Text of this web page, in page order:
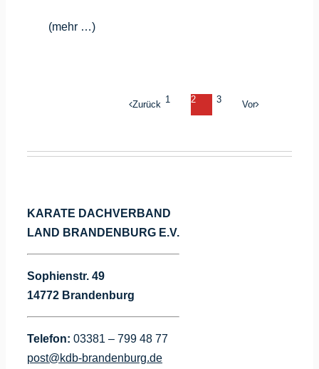
(mehr …)
Zurück 1 2 3 Vor
KARATE DACHVERBAND
LAND BRANDENBURG E.V.
Sophienstr. 49
14772 Brandenburg
Telefon: 03381 – 799 48 77
post@kdb-brandenburg.de